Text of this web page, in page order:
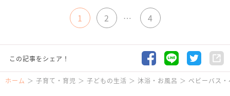
1 2 … 4
この記事をシェア！
ホーム 子育て・育児 子どもの生活 沐浴・お風呂 ベビーバス